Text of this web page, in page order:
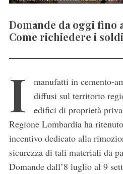
Domande da oggi fino
Come richiedere i
I
manufatti in cemento-
diffusi sul territorio
edifici di proprietà
Regione Lombardia ha
incentivo dedicato alla
sicurezza di tali materiali da
Domande dall’8 luglio al 9